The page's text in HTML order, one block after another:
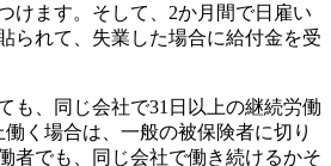
けます。そして、2か月間で日雇い
られて、失業した場合に給付金を受
も、同じ会社で31日以上の継続労働
く場合は、一般の被保険者に切り
者でも、同じ会社で働き続けるかそ